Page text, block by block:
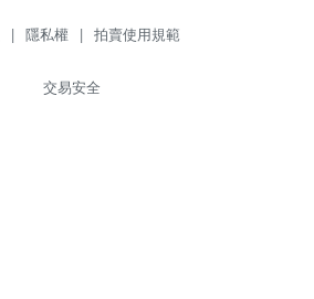
| 隱私權 | 拍賣使用規範
交易安全